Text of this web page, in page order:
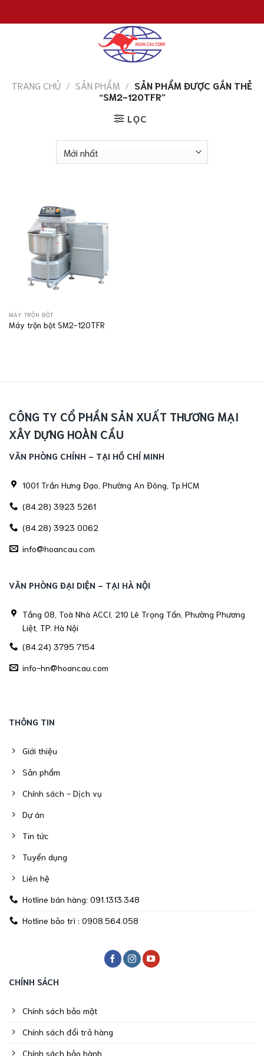
đến
TRANG CHỦ / SẢN PHẨM / SẢN PHẨM ĐƯỢC GẮN THẺ
“SM2-120TFR”
LỌC
MÁY TRỘN BỘT
Máy trộn bột SM2-120TFR
CÔNG TY CỔ PHẦN SẢN XUẤT THƯƠNG MẠI
XÂY DỰNG HOÀN CẦU
VĂN PHÒNG CHÍNH - TẠI HỒ CHÍ MINH
1001 Trần Hưng Đạo, Phường An Đông, Tp.HCM
(84.28) 3923 5261
(84.28) 3923 0062
info@hoancau.com
VĂN PHÒNG ĐẠI DIỆN - TẠI HÀ NỘI
Tầng 08, Toà Nhà ACCI, 210 Lê Trọng Tấn, Phường Phương
Liệt, TP. Hà Nội
(84.24) 3795 7154
info-hn@hoancau.com
THÔNG TIN
Giới thiệu
Sản phẩm
Chính sách - Dịch vụ
Dự án
Tin tức
Tuyển dụng
Liên hệ
Hotline bán hàng: 091.1313.348
Hotline bảo trì : 0908.564.058
CHÍNH SÁCH
Chính sách bảo mật
Chính sách đổi trả hàng
Chính sách bảo hành